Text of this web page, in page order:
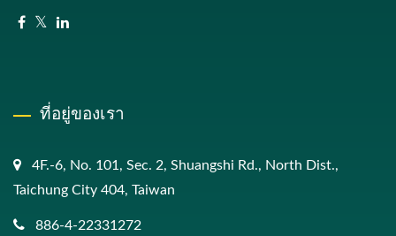
ที่อยู่ของเรา
4F.-6, No. 101, Sec. 2, Shuangshi Rd., North Dist.,
Taichung City 404, Taiwan
886-4-22331272